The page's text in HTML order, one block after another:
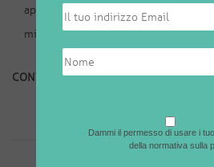
approfondire alcune tematiche
mia grande curiosità. Se ti sei persa/
CONTINUA A LEGGERE
Dammi il permesso di usare i
della normativa sulla